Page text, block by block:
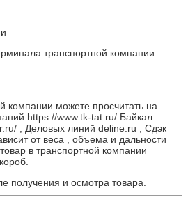
транспортной компании
компании можете просчитать на
https://www.tk-tat.ru/ Байкал
, Деловых линий deline.ru , Сдэк
от веса , объема и дальности
в транспортной компании
получения и осмотра товара.